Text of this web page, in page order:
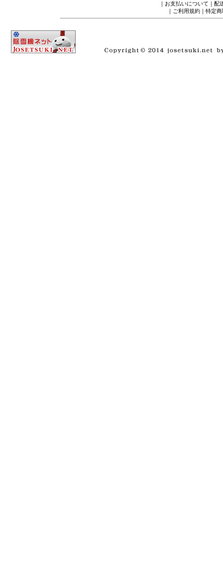
｜ お支払いについて ｜ 配
｜ ご利用規約 ｜ 特定